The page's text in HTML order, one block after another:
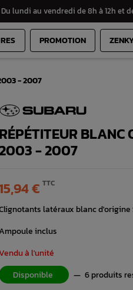
Du lundi au vendredi de 8h à 12h et
PROMOTION
- 2007
RÉPÉTITEUR BLANC
- 2007
€ TTC
latéraux blanc d'origine
inclus
à l'unité
Disponible
— 6 produits